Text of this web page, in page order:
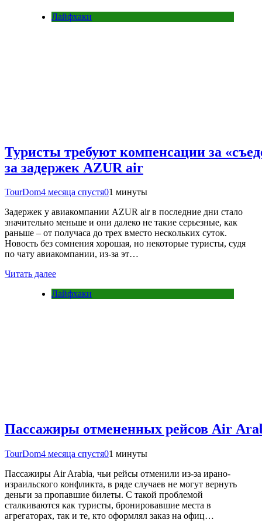
Лайфхаки
Туристы требуют компенсации за
за задержек AZUR air
TourDom4 месяца спустя01 минуты
Задержек у авиакомпании AZUR air в последние дни стало
значительно меньше и они далеко не такие серьезные, как
раньше – от получаса до трех вместо нескольких суток.
Новость без сомнения хорошая, но некоторые туристы, судя
по чату авиакомпании, из-за эт…
Читать далее
Лайфхаки
Пассажиры отмененных рейсов Air
TourDom4 месяца спустя01 минуты
Пассажиры Air Arabia, чьи рейсы отменили из-за ирано-
израильского конфликта, в ряде случаев не могут вернуть
деньги за пропавшие билеты. С такой проблемой
сталкиваются как туристы, бронировавшие места в
агрегаторах, так и те, кто оформлял заказ на офиц…